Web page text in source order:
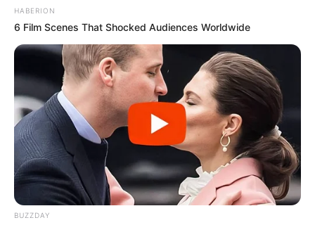
HABERION
6 Film Scenes That Shocked Audiences Worldwide
BUZZDAY